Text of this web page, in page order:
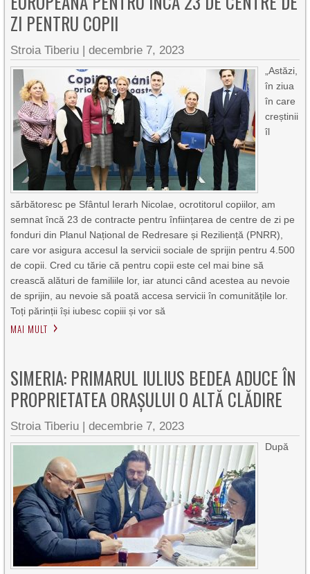
ZI PENTRU COPII
Stroia Tiberiu |decembrie 7, 2023
„Astăzi,
în ziua
în care
creștinii
îl
sărbătoresc pe Sfântul Ierarh Nicolae, ocrotitorul copiilor, am
semnat încă 23 de contracte pentru înființarea de centre de zi pe
fonduri din Planul Național de Redresare și Reziliență (PNRR),
care vor asigura accesul la servicii sociale de sprijin pentru 4.500
de copii. Cred cu tărie că pentru copii este cel mai bine să
crească alături de familiile lor, iar atunci când acestea au nevoie
de sprijin, au nevoie să poată accesa servicii în comunitățile lor.
Toți părinții își iubesc copiii și vor să
MAI MULT
SIMERIA: PRIMARUL IULIUS BEDEA ADUCE ÎN
PROPRIETATEA ORAȘULUI O ALTĂ CLĂDIRE
Stroia Tiberiu |decembrie 7, 2023
După